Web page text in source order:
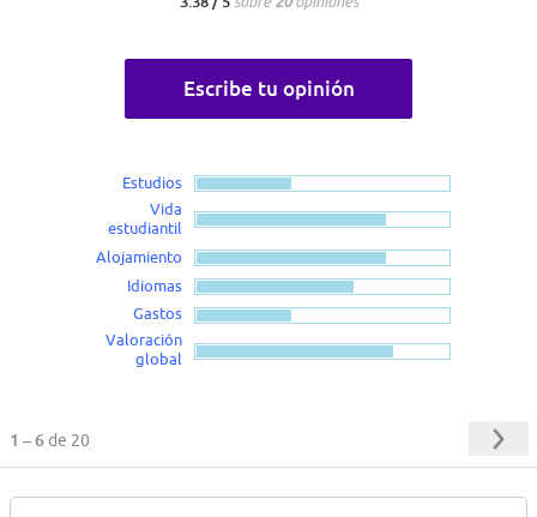
Escribe tu opinión
Estudios
Vida
estudiantil
Alojamiento
Idiomas
Gastos
Valoración
global
1 – 6de 20